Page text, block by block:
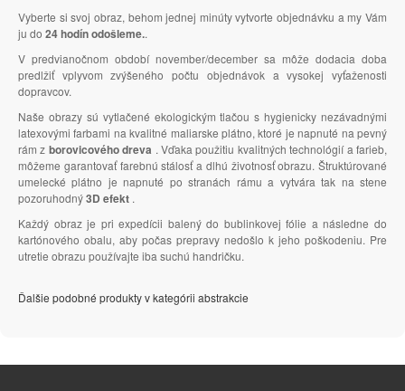
Vyberte si svoj obraz, behom jednej minúty vytvorte objednávku a my Vám
ju do 24 hodín odošleme..
V predvianočnom období november/december sa môže dodacia doba
predlžiť vplyvom zvýšeného počtu objednávok a vysokej vyťaženosti
dopravcov.
Naše obrazy sú vytlačené ekologickým tlačou s hygienicky nezávadnými
latexovými farbami na kvalitné maliarske plátno, ktoré je napnuté na pevný
rám z borovicového dreva . Vďaka použitiu kvalitných technológií a farieb,
môžeme garantovať farebnú stálosť a dlhú životnosť obrazu. Štruktúrované
umelecké plátno je napnuté po stranách rámu a vytvára tak na stene
pozoruhodný3D efekt .
Každý obraz je pri expedícii balený do bublinkovej fólie a následne do
kartónového obalu, aby počas prepravy nedošlo k jeho poškodeniu. Pre
utretie obrazu používajte iba suchú handričku.
Ďalšie podobné produkty v kategórii abstrakcie